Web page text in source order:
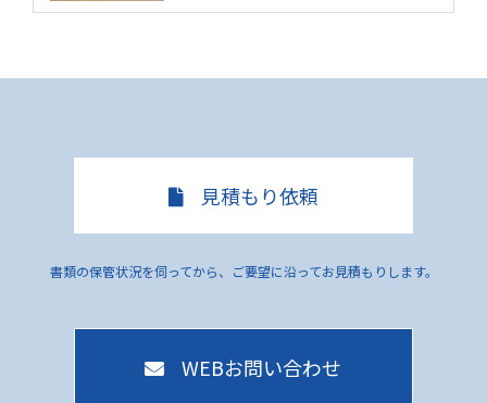
見積もり依頼
書類の保管状況を伺ってから、ご要望に沿ってお見積もりします。
WEBお問い合わせ